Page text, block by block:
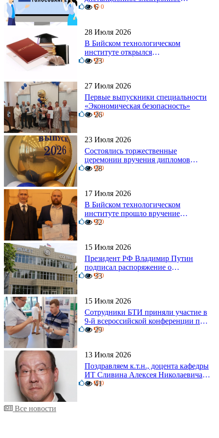
голосование на выборы!
0 0
6
28 Июля 2026
В Бийском технологическом
институте открылся
диссертационный совет!
0 0
23
27 Июля 2026
Первые выпускники специальности
«Экономическая безопасность»
0 0
26
23 Июля 2026
Состоялись торжественные
церемонии вручения дипломов
выпускникам БТИ
0 0
28
17 Июля 2026
В Бийском технологическом
институте прошло вручение
дипломов
0 0
32
15 Июля 2026
Президент РФ Владимир Путин
подписал распоряжение о
поощрении граждан и трудовых
0 0
33
15 Июля 2026
Сотрудники БТИ приняли участие в
9-й всероссийской конференции по
задачам со свободными границами
0 0
29
13 Июля 2026
Поздравляем к.т.н., доцента кафедры
ИТ Сливина Алексея Николаевича с
юбилеем!
6 0
41
Все новости